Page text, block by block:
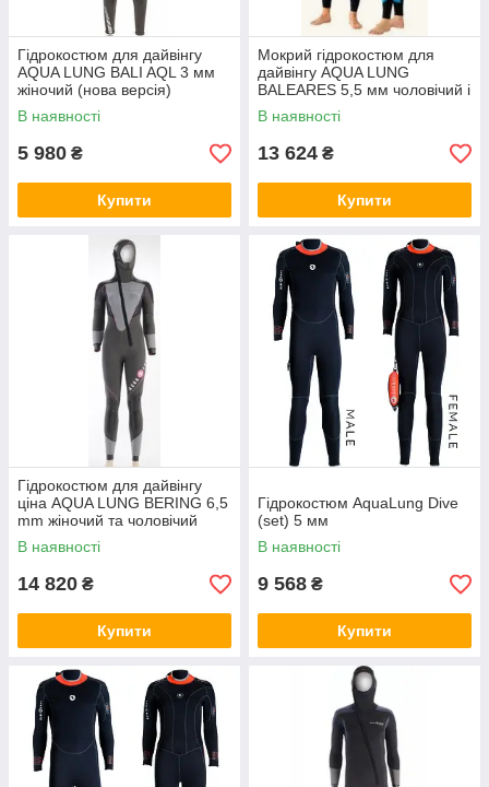
Гідрокостюм для дайвінгу
AQUA LUNG BALI AQL 3 мм
жіночий (нова версія)
В наявності
5 980 ₴
Купити
Мокрий гідрокостюм для
дайвінгу AQUA LUNG
BALEARES 5,5 мм чоловічий і
жіночий
В наявності
13 624 ₴
Купити
Гідрокостюм для дайвінгу
ціна AQUA LUNG BERING 6,5
mm жіночий та чоловічий
В наявності
14 820 ₴
Купити
Гідрокостюм AquaLung Dive
(set) 5 мм
В наявності
9 568 ₴
Купити